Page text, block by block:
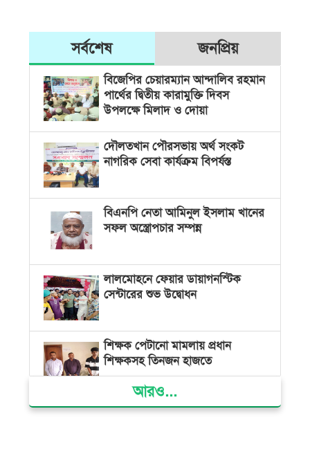
সর্বশেষ জনপ্রিয়
বিজেপির চেয়ারম্যান আন্দালিব রহমান
পার্থের দ্বিতীয় কারামুক্তি দিবস
উপলক্ষে মিলাদ ও দোয়া
দৌলতখান পৌরসভায় অর্থ সংকট
নাগরিক সেবা কার্যক্রম বিপর্যস্ত
বিএনপি নেতা আমিনুল ইসলাম খানের
সফল অস্ত্রোপচার সম্পন্ন
লালমোহনে ফেয়ার ডায়াগনস্টিক
সেন্টারের শুভ উদ্বোধন
শিক্ষক পেটানো মামলায় প্রধান
শিক্ষকসহ তিনজন হাজতে
ভোলায় মিথ্যা অপবাদের বিচার
আরও...